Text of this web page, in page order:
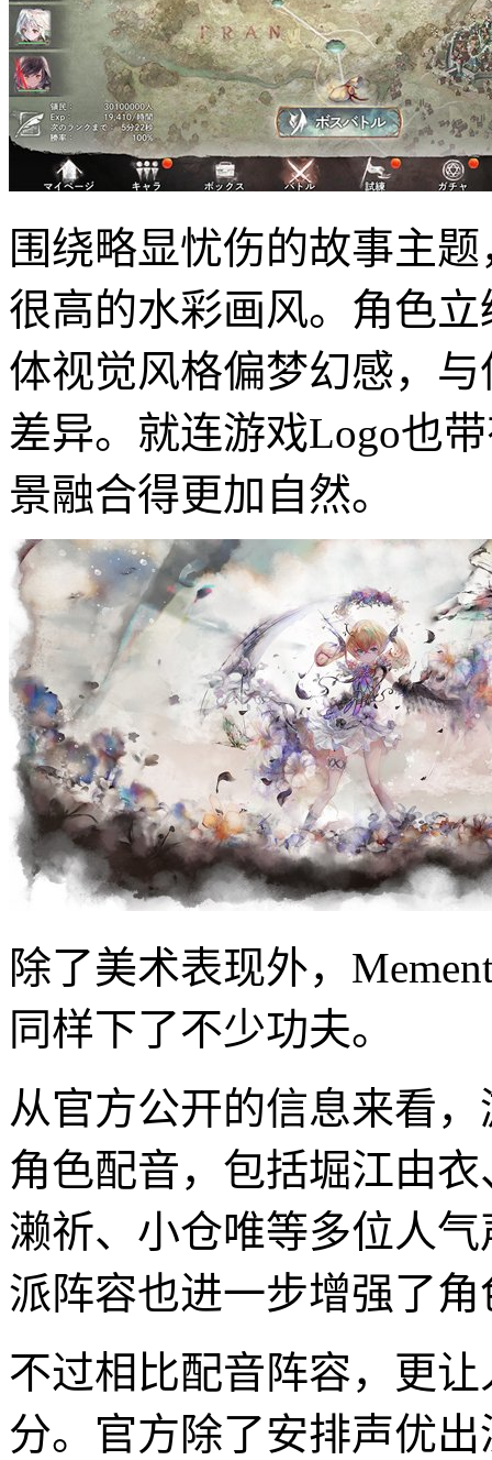
围绕略显忧伤的故事主
很高的水彩画风。角色
体视觉风格偏梦幻感，
差异。就连游戏Logo也
景融合得更加自然。
除了美术表现外，
同样下了不少功夫。
从官方公开的信息来看
角色配音，包括堀江由
濑祈、小仓唯等多位人
派阵容也进一步增强了
不过相比配音阵容，更
分。官方除了安排声优